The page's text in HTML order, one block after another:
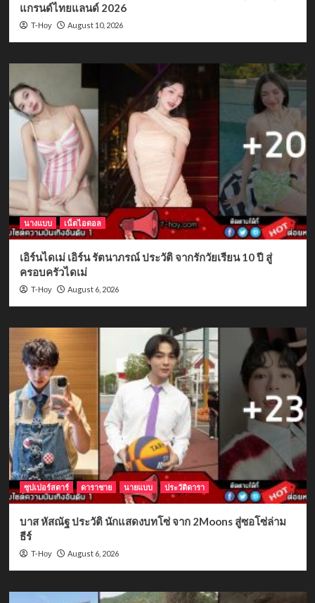
แกรนด์ไทยแลนด์ 2026
T-Hoy August 10, 2026
นางแบบ เน็ตไอดอล
เอิร์นไดเม่ เอิร์น รัตนาภรณ์ ประวัติ จากรักวัยเรียน 10 ปี สู่
ครอบครัวไดเม่
T-Hoy August 6, 2026
ซุปเปอร์สตาร์ ดาราชาย นายแบบ ประวัติดารา
บาส หัสณัฐ ประวัติ นักแสดงบทโซ่ จาก 2Moons สู่ซอโซ่ล่าม
ธีร์
T-Hoy August 6, 2026